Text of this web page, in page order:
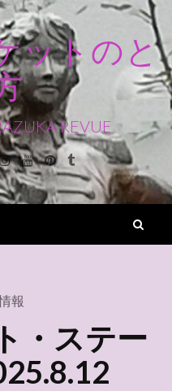
ットのと
REVUE
Instagram
YoutubePinterest
Tumblr
報
・ステー